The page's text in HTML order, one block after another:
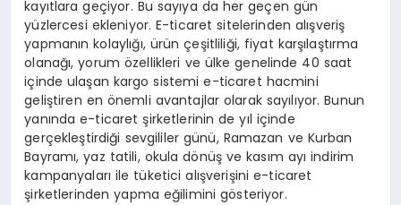
kayıtlara geçiyor. Bu sayıya da her geçen gün
yüzlercesi ekleniyor. E-ticaret sitelerinden alışveriş
yapmanın kolaylığı, ürün çeşitliliği, fiyat karşılaştırma
olanağı, yorum özellikleri ve ülke genelinde 40 saat
içinde ulaşan kargo sistemi e-ticaret hacmini
geliştiren en önemli avantajlar olarak sayılıyor. Bunun
yanında e-ticaret şirketlerinin de yıl içinde
gerçekleştirdiği sevgililer günü, Ramazan ve Kurban
Bayramı, yaz tatili, okula dönüş ve kasım ayı indirim
kampanyaları ile tüketici alışverişini e-ticaret
şirketlerinden yapma eğilimini gösteriyor.